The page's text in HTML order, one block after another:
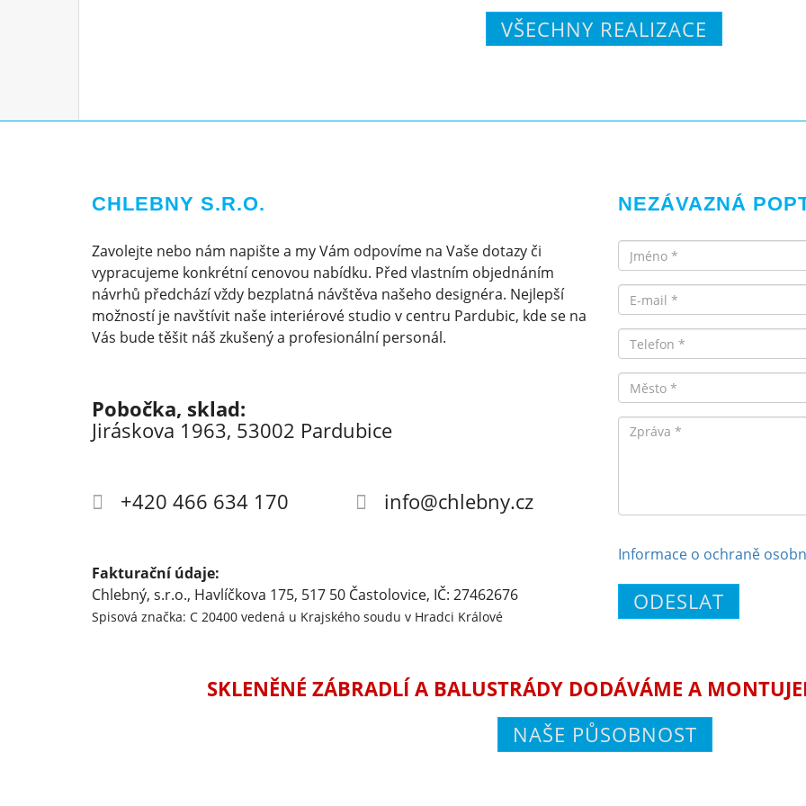
VŠECHNY REALIZACE
CHLEBNY S.R.O.
Zavolejte nebo nám napište a my Vám odpovíme na Vaše dotazy či
vypracujeme konkrétní cenovou nabídku. Před vlastním objednáním
návrhů předchází vždy bezplatná návštěva našeho designéra. Nejlepší
možností je navštívit naše interiérové studio v centru Pardubic, kde se na
Vás bude těšit náš zkušený a profesionální personál.
Pobočka, sklad:
Jiráskova 1963, 53002 Pardubice
+420 466 634 170 info@chlebny.cz
Fakturační údaje:
Chlebný, s.r.o., Havlíčkova 175, 517 50 Častolovice, IČ: 27462676
Spisová značka: C 20400 vedená u Krajského soudu v Hradci Králové
NEZÁVAZNÁ
Jméno
Email
Telefon
Město
Zpráva
Informace o ochraně
ODESLAT
SKLENĚNÉ ZÁBRADLÍ A BALUSTRÁDY DODÁVÁME A
NAŠE PŮSOBNOST